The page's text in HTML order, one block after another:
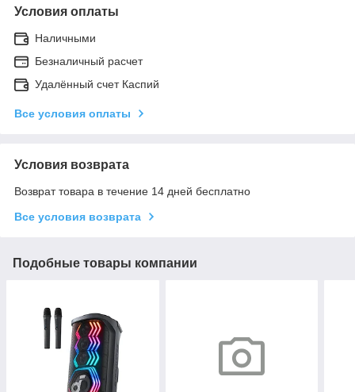
Условия оплаты
Наличными
Безналичный расчет
Удалённый счет Каспий
Все условия оплаты
Условия возврата
Возврат товара в течение 14 дней бесплатно
Все условия возврата
Подобные товары компании